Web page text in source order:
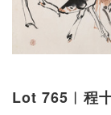
Lot 765︱程